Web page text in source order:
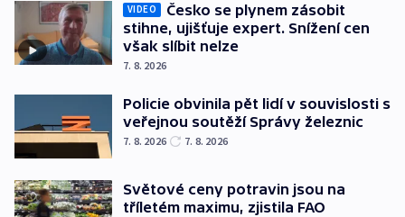
VIDEO
Česko se plynem zásobit
stihne, ujišťuje expert. Snížení cen
však slíbit nelze
7. 8. 2026
Policie obvinila pět lidí v souvislosti s
veřejnou soutěží Správy železnic
7. 8. 2026 7. 8. 2026
Světové ceny potravin jsou na
tříletém maximu, zjistila FAO